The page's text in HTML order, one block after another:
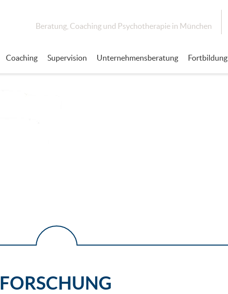
Beratung, Coaching und Psychotherapie in München
Coaching Supervision Unternehmensberatung Fortbildung
FORSCHUNG